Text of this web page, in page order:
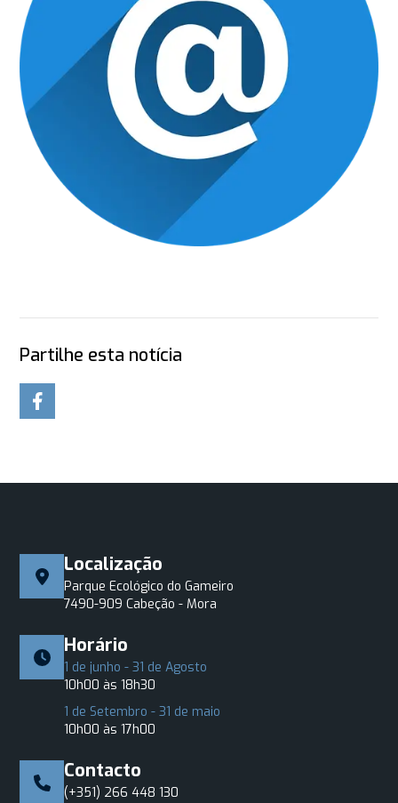
Partilhe esta notícia
Localização
Parque Ecológico do Gameiro
7490-909 Cabeção - Mora
Horário
1 de junho - 31 de Agosto
10h00 às 18h30
1 de Setembro - 31 de maio
10h00 às 17h00
Contacto
(+351) 266 448 130